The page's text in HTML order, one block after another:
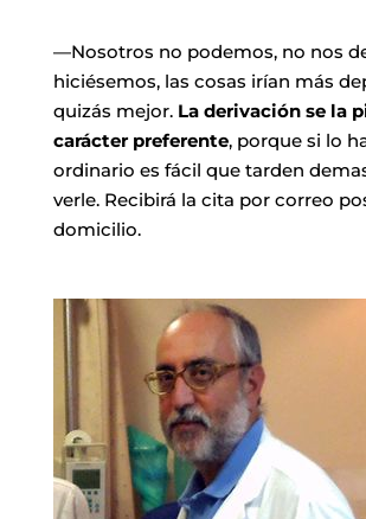
—Nosotros no podemos, no nos
hiciésemos, las cosas irían más
quizás mejor. La derivación se la
carácter preferente, porque si lo
ordinario es fácil que tarden
verle. Recibirá la cita por correo
domicilio.